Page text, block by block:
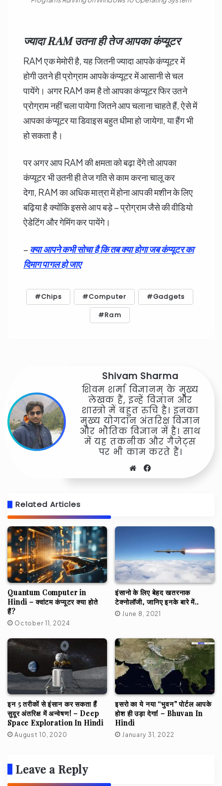
ज्यादा RAM उतना ही तेज आपका कंप्यूटर
RAM एक मेमोरी है, यह जितनी ज्यादा आपके कंप्यूटर में
होगी उतने ही प्रोग्राम आपके कंप्यूटर में आसानी से चल
पायेंगे। अगर RAM कम है तो आपका कंप्यूटर फिर उतने
प्रोग्राम नहीं चला पायेगा जितने आप चलाना चाहते हैं, ऐसे में
आपका कंप्यूटर या डिवाइस बहुत धीमा हो जायेगा, या हैंग भी
हो सकता है।
पर अगर आप RAM की क्षमता को बढ़ा देंगे तो आपका
कंप्यूटर भी उतनी ही तेज गति से काम करना चालू कर
देगा, RAM का अधिक मात्रा में होना आपकी मशीन के लिए
बढ़िया है क्योंकि इससे आप बड़े – प्रोग्राम जैसे की वीडियो
ऐडेटिंग और गेमिंग कर पायेंगे।
– क्या आपने कभी सोचा है कि तब क्या होगा जब कंप्यूटर का
दिमाग पागल हो जाए
Chips Computer Gadgets
Ram
Shivam Sharma
शिवम शर्मा विज्ञानम् के मुख्य
लेखक हैं, इन्हें विज्ञान और
शास्त्रो में बहुत रुचि है। इनका
मुख्य योगदान अंतरिक्ष विज्ञान
और भौतिक विज्ञान में है। साथ
में यह तकनीक और गैजेट्स
पर भी काम करते हैं।
Website
Related Articles
Quantum Computer in
Hindi – क्वांटम कंप्यूटर क्या होते
हैं?
October 11, 2024
इंसानो के लिए बेहद खतरनाक
टेक्नोलॉजी, जानिए इनके बारे में..
June 8, 2021
इन 5 तरीकों से इंसान कर सकता हैं
सुदूर अंतरिक्ष में अन्वेषण! – Deep
Space Exploration In Hindi
August 10, 2020
इसरो का ये नया “भुवन” पोर्टल आपके
होश ही उड़ा देगा! – Bhuvan In
Hindi
January 31, 2022
Leave a Reply